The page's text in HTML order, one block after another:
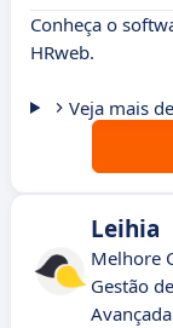
Conheça o
HRweb.
Veja mais
Leihia
Melhore
Gestão
Avançada